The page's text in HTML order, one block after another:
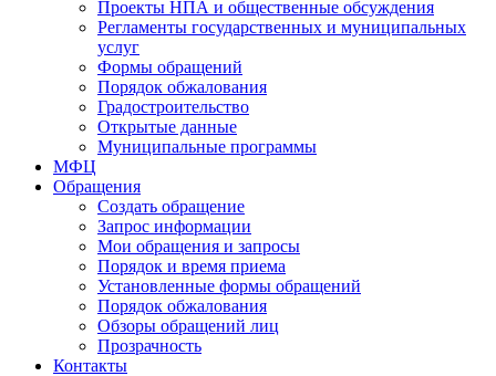
Проекты НПА и общественные обсуждения
Регламенты государственных и муниципальных
услуг
Формы обращений
Порядок обжалования
Градостроительство
Открытые данные
Муниципальные программы
МФЦ
Обращения
Создать обращение
Запрос информации
Мои обращения и запросы
Порядок и время приема
Установленные формы обращений
Порядок обжалования
Обзоры обращений лиц
Прозрачность
Контакты